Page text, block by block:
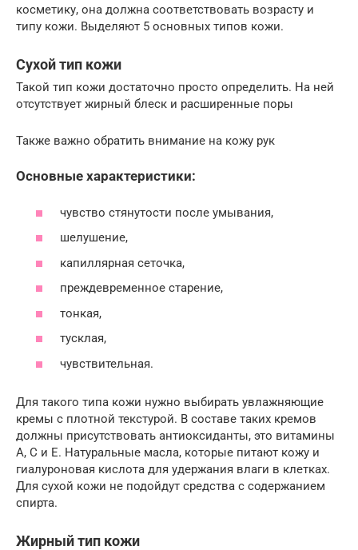
косметику, она должна соответствовать возрасту и
типу кожи. Выделяют 5 основных типов кожи.
Сухой тип кожи
Такой тип кожи достаточно просто определить. На ней
отсутствует жирный блеск и расширенные поры
Также важно обратить внимание на кожу рук
Основные характеристики:
чувство стянутости после умывания,
шелушение,
капиллярная сеточка,
преждевременное старение,
тонкая,
тусклая,
чувствительная.
Для такого типа кожи нужно выбирать увлажняющие
кремы с плотной текстурой. В составе таких кремов
должны присутствовать антиоксиданты, это витамины
А, С и Е. Натуральные масла, которые питают кожу и
гиалуроновая кислота для удержания влаги в клетках.
Для сухой кожи не подойдут средства с содержанием
спирта.
Жирный тип кожи